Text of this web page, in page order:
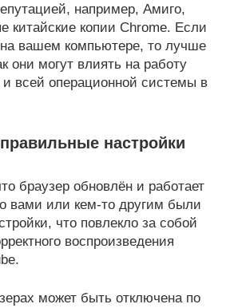
например, Амиго,
китайские копии Chrome. Если
вашем компьютере, то лучше
они могут влиять на работу
и всей операционной системы в
настройки
браузер обновлён и работает
вами или кем-то другим были
что повлекло за собой
воспроизведения
может быть отключена по